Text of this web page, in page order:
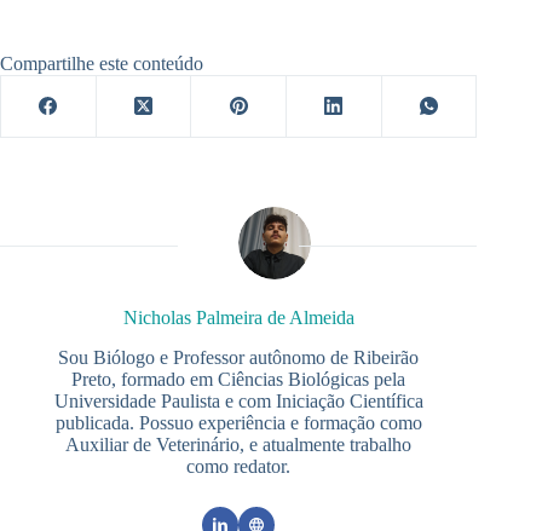
Compartilhe este conteúdo
Nicholas Palmeira de Almeida
Sou Biólogo e Professor autônomo de Ribeirão
Preto, formado em Ciências Biológicas pela
Universidade Paulista e com Iniciação Científica
publicada. Possuo experiência e formação como
Auxiliar de Veterinário, e atualmente trabalho
como redator.